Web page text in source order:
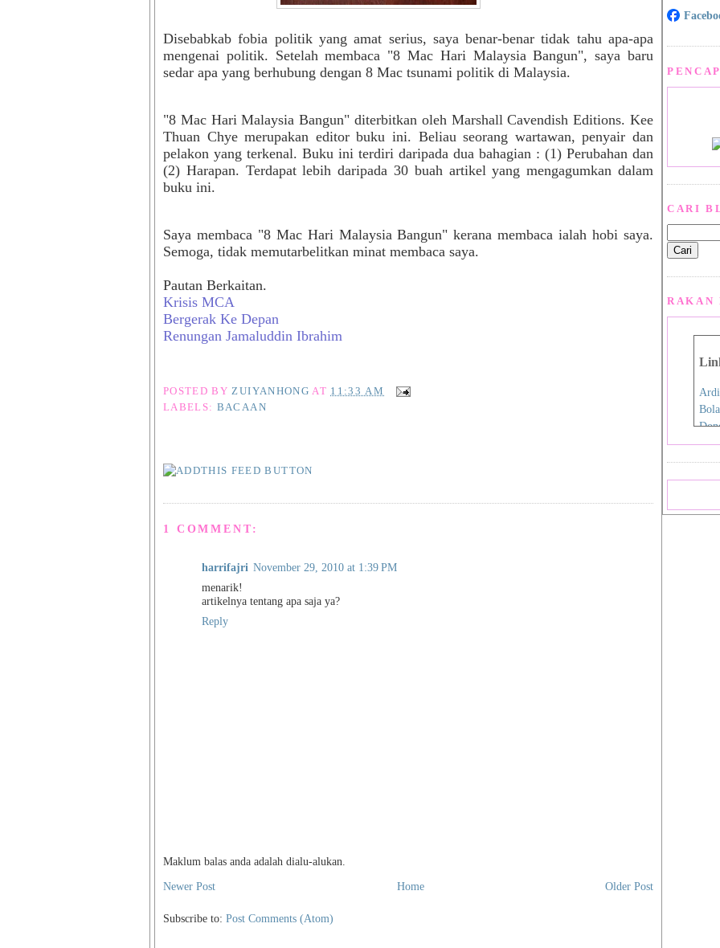
Disebabkab fobia politik yang amat serius, saya benar-benar tidak tahu apa-apa
mengenai politik. Setelah membaca "8 Mac Hari Malaysia Bangun", saya baru
sedar apa yang berhubung dengan 8 Mac tsunami politik di Malaysia.
"8 Mac Hari Malaysia Bangun" diterbitkan oleh Marshall Cavendish Editions. Kee
Thuan Chye merupakan editor buku ini. Beliau seorang wartawan, penyair dan
pelakon yang terkenal. Buku ini terdiri daripada dua bahagian : (1) Perubahan dan
(2) Harapan. Terdapat lebih daripada 30 buah artikel yang mengagumkan dalam
buku ini.
Saya membaca "8 Mac Hari Malaysia Bangun" kerana membaca ialah hobi saya.
Semoga, tidak memutarbelitkan minat membaca saya.
Pautan Berkaitan.
Krisis MCA
Bergerak Ke Depan
Renungan Jamaluddin Ibrahim
POSTED BY ZUIYANHONG AT 11:33 AM
LABELS: BACAAN
1 COMMENT:
harrifajri November 29, 2010 at 1:39 PM
menarik!
artikelnya tentang apa saja ya?
Reply
Maklum balas anda adalah dialu-alukan.
Newer Post
Older Post
Home
Subscribe to: Post Comments (Atom)
CARI
RAKAN
Ardi
Eida